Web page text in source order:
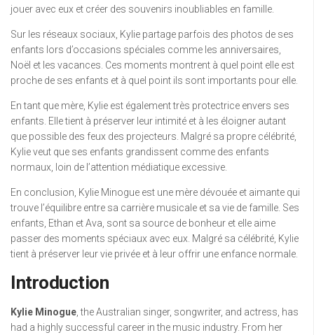
jouer avec eux et créer des souvenirs inoubliables en famille.
Sur les réseaux sociaux, Kylie partage parfois des photos de ses
enfants lors d’occasions spéciales comme les anniversaires,
Noël et les vacances. Ces moments montrent à quel point elle est
proche de ses enfants et à quel point ils sont importants pour elle.
En tant que mère, Kylie est également très protectrice envers ses
enfants. Elle tient à préserver leur intimité et à les éloigner autant
que possible des feux des projecteurs. Malgré sa propre célébrité,
Kylie veut que ses enfants grandissent comme des enfants
normaux, loin de l’attention médiatique excessive.
En conclusion, Kylie Minogue est une mère dévouée et aimante qui
trouve l’équilibre entre sa carrière musicale et sa vie de famille. Ses
enfants, Ethan et Ava, sont sa source de bonheur et elle aime
passer des moments spéciaux avec eux. Malgré sa célébrité, Kylie
tient à préserver leur vie privée et à leur offrir une enfance normale.
Introduction
Kylie Minogue , the Australian singer, songwriter, and actress, has
had a highly successful career in the music industry. From her